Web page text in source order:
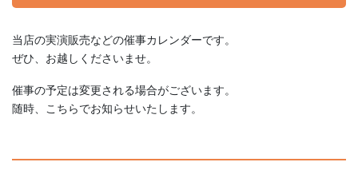
当店の実演販売などの催事カレンダーです。
ぜひ、お越しくださいませ。
催事の予定は変更される場合がございます。
随時、こちらでお知らせいたします。